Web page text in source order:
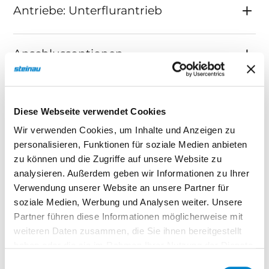
Diese Webseite verwendet Cookies
Wir verwenden Cookies, um Inhalte und Anzeigen zu
personalisieren, Funktionen für soziale Medien anbieten
zu können und die Zugriffe auf unsere Website zu
analysieren. Außerdem geben wir Informationen zu Ihrer
Verwendung unserer Website an unsere Partner für
soziale Medien, Werbung und Analysen weiter. Unsere
Partner führen diese Informationen möglicherweise mit
weiteren Daten zusammen, die Sie ihnen bereitgestellt
Antriebe: Unterflurantrieb
Anschlussoptionen
Schiebe- und Drehtore
Farben
Rahmen und Füllung aus witterungsbeständigen
Aluminium-Profilen werden hochwertig
pulverbeschichtet. Diesen zusätzlichen